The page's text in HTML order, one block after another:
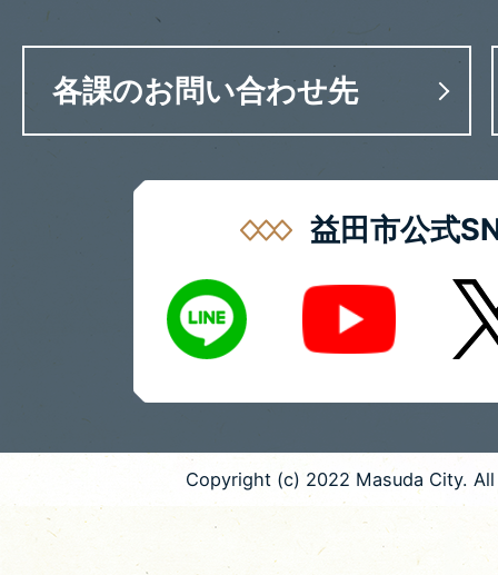
各課のお問い合わせ先
益田市公式
LINE
Youtube X
Copyright (c) 2022 Masuda City.